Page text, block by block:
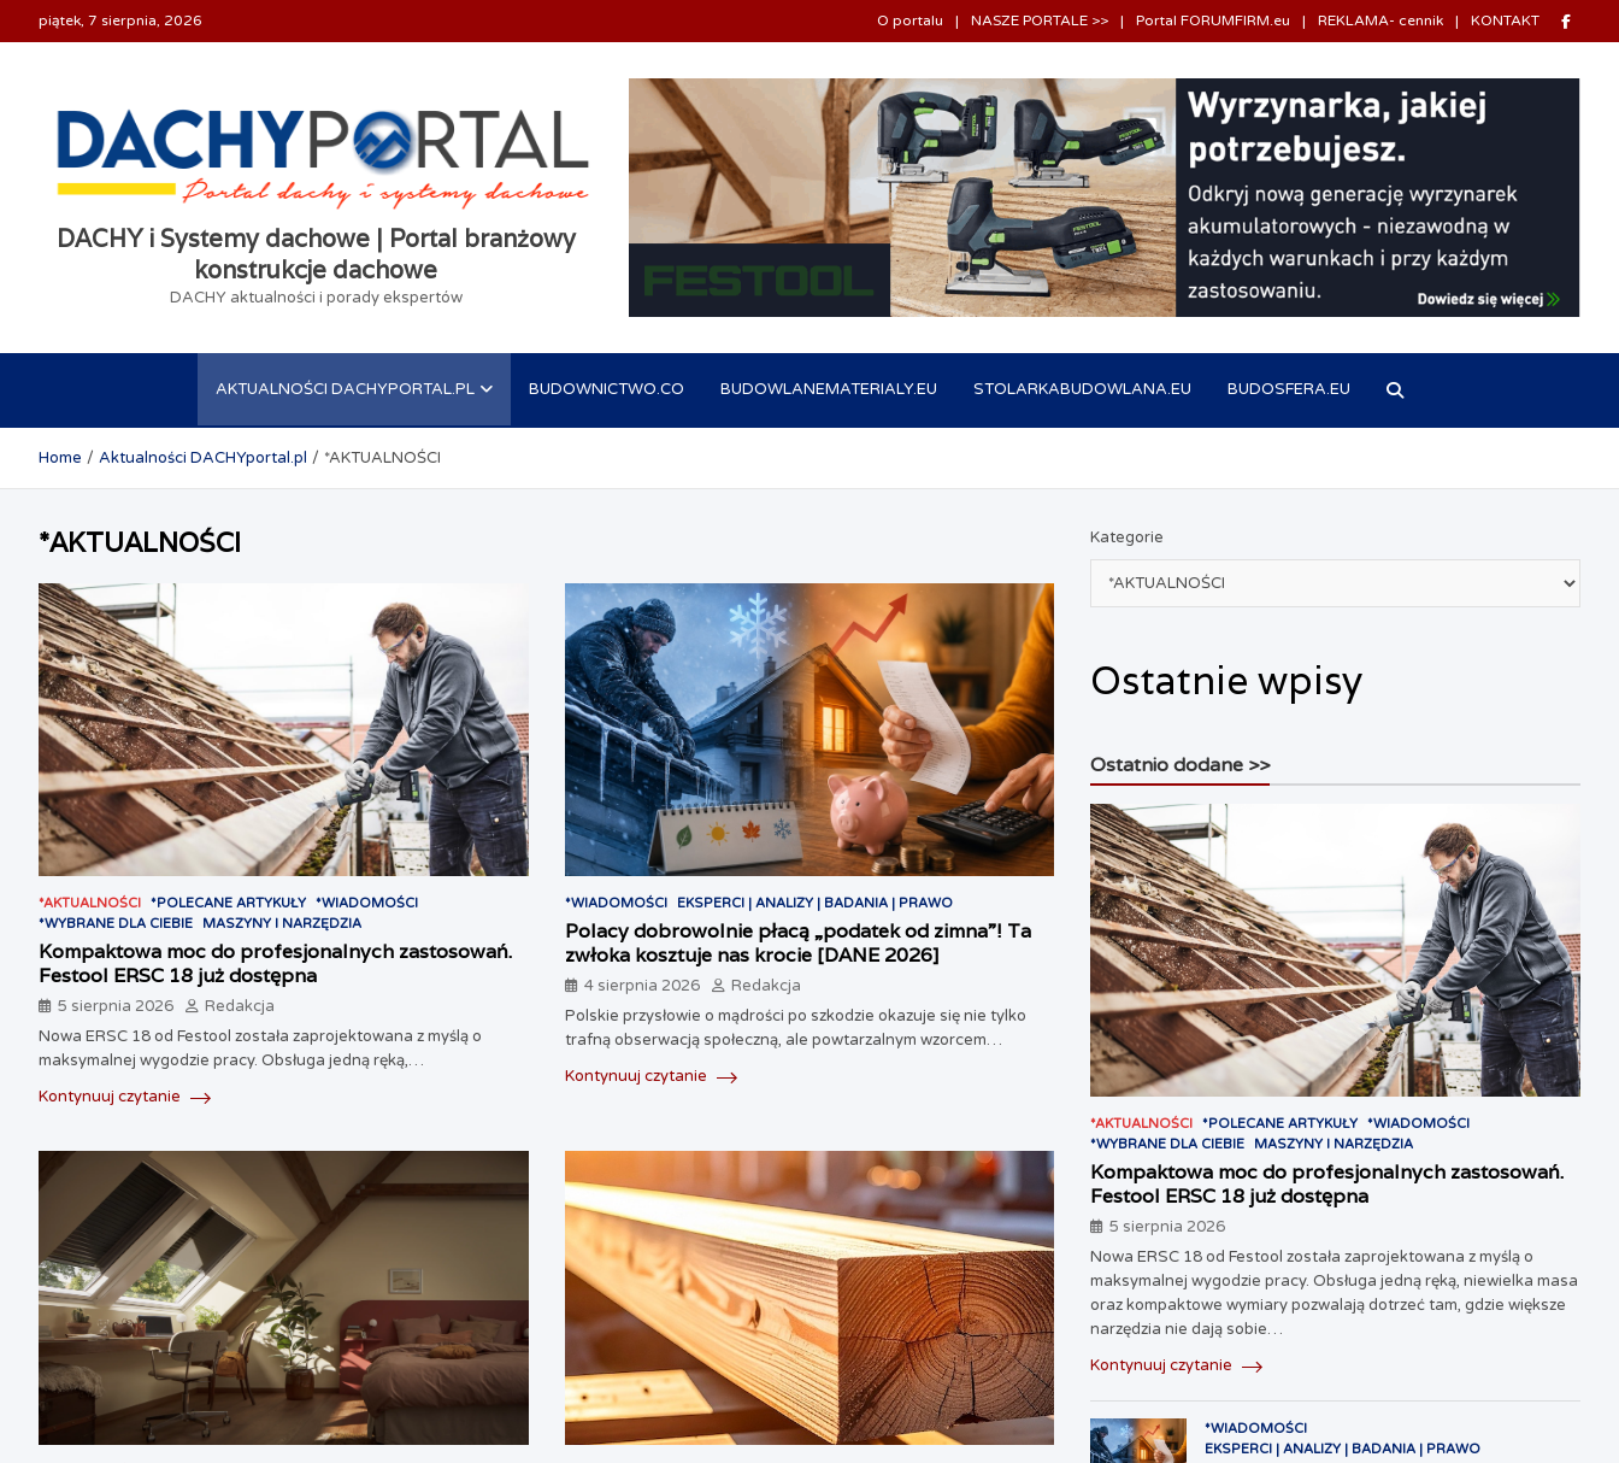
piątek, 7 sierpnia, 2026 O portalu NASZE PORTALE >> Portal FORUMFIRM.eu REKLAMA- cennik KONTAKT
DACHY i Systemy dachowe | Portal branżowy
konstrukcje dachowe
DACHY aktualności i porady ekspertów
AKTUALNOŚCI DACHYPORTAL.PL BUDOWNICTWO.CO BUDOWLANEMATERIALY.EU STOLARKABUDOWLANA.EU BUDOSFERA.EU
Home Aktualności DACHYportal.pl *AKTUALNOŚCI
*AKTUALNOŚCI
*AKTUALNOŚCI *POLECANE ARTYKUŁY
*WIADOMOŚCI
*WYBRANE DLA CIEBIE
MASZYNY I NARZĘDZIA
Kompaktowa moc do profesjonalnych zastosowań.
Festool ERSC 18 już dostępna
5 sierpnia 2026
Redakcja
Nowa ERSC 18 od Festool została zaprojektowana z myślą o
maksymalnej wygodzie pracy. Obsługa jedną ręką,…
Kontynuuj czytanie
*WIADOMOŚCI EKSPERCI | ANALIZY | BADANIA | PRAWO
Polacy dobrowolnie płacą „podatek od zimna”! Ta
zwłoka kosztuje nas krocie [DANE 2026]
4 sierpnia 2026
Redakcja
Polskie przysłowie o mądrości po szkodzie okazuje się nie tylko
trafną obserwacją społeczną, ale powtarzalnym wzorcem…
Kontynuuj czytanie
Kategorie
Ostatnie wpisy
Ostatnio dodane >>
*AKTUALNOŚCI *POLECANE ARTYKUŁY
*WIADOMOŚCI
*WYBRANE DLA CIEBIE
MASZYNY I NARZĘDZIA
Kompaktowa moc do profesjonalnych zastosowań.
Festool ERSC 18 już dostępna
5 sierpnia 2026
Nowa ERSC 18 od Festool została zaprojektowana z myślą o
maksymalnej wygodzie pracy. Obsługa jedną ręką, niewielka masa
oraz kompaktowe wymiary pozwalają dotrzeć tam, gdzie większe
narzędzia nie dają sobie…
Kontynuuj czytanie
*WIADOMOŚCI
EKSPERCI | ANALIZY | BADANIA | PRAWO